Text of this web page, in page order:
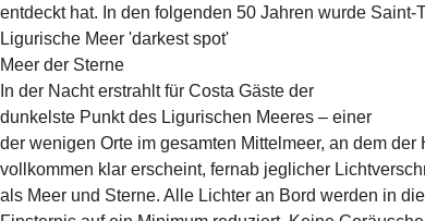
entdeckt hat. In den folgenden 50 Jahren wurde
Ligurische Meer 'darkest spot'
Meer der Sterne
In der Nacht erstrahlt für Costa Gäste der
dunkelste Punkt des Ligurischen Meeres – einer
der wenigen Orte im gesamten Mittelmeer, an dem der
vollkommen klar erscheint, fernab jeglicher
als Meer und Sterne. Alle Lichter an Bord werden in